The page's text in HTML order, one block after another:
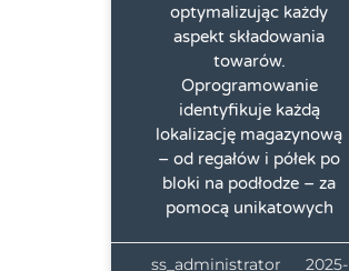
optymalizując każdy
aspekt składowania
towarów.
Oprogramowanie
identyfikuje każdą
lokalizację magazynową
– od regałów i półek po
bloki na podłodze – za
pomocą unikatowych
ss_administrator 2025-